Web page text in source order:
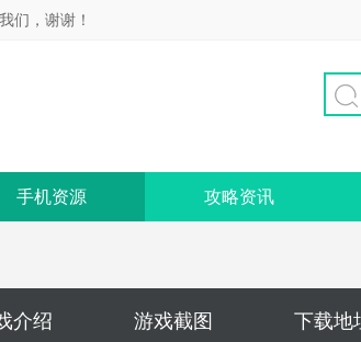
们，谢谢！
手机资源 攻略资讯
介绍 游戏截图 下载地